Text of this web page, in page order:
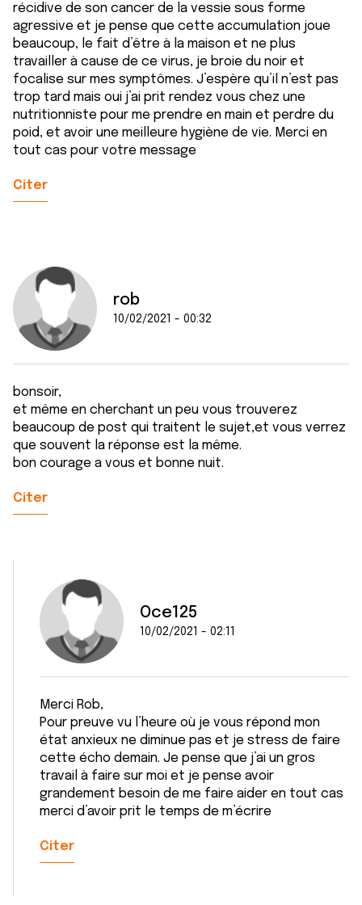
récidive de son cancer de la vessie sous forme
agressive et je pense que cette accumulation joue
beaucoup, le fait d’être à la maison et ne plus
travailler à cause de ce virus, je broie du noir et
focalise sur mes symptômes. J’espère qu’il n’est pas
trop tard mais oui j’ai prit rendez vous chez une
nutritionniste pour me prendre en main et perdre du
poid, et avoir une meilleure hygiène de vie. Merci en
tout cas pour votre message
Citer
rob
10/02/2021 - 00:32
bonsoir,
et même en cherchant un peu vous trouverez
beaucoup de post qui traitent le sujet,et vous verrez
que souvent la réponse est la même.
bon courage a vous et bonne nuit.
Citer
Oce125
10/02/2021 - 02:11
Merci Rob,
Pour preuve vu l’heure où je vous répond mon
état anxieux ne diminue pas et je stress de faire
cette écho demain. Je pense que j’ai un gros
travail à faire sur moi et je pense avoir
grandement besoin de me faire aider en tout cas
merci d’avoir prit le temps de m’écrire
Citer